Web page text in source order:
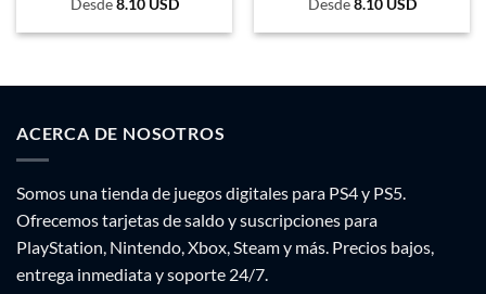
Desde8.10 USD
Desde8.10 USD
ACERCA DE NOSOTROS
Somos una tienda de juegos digitales para PS4 y PS5.
Ofrecemos tarjetas de saldo y suscripciones para
PlayStation, Nintendo, Xbox, Steam y más. Precios bajos,
entrega inmediata y soporte 24/7.